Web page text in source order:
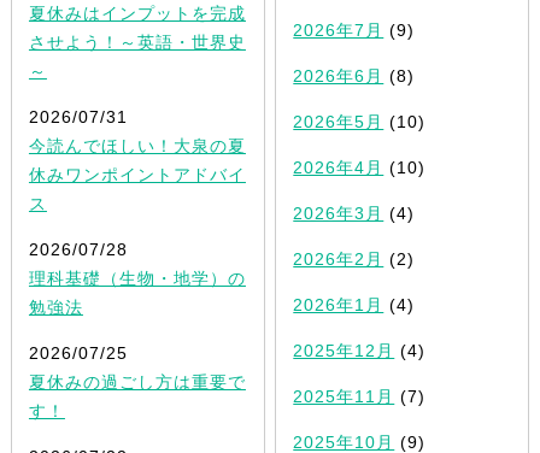
夏休みはインプットを完成
させよう！～英語・世界史
～
2026/07/31
今読んでほしい！大泉の夏
休みワンポイントアドバイ
ス
2026/07/28
理科基礎（生物・地学）の
勉強法
2026/07/25
夏休みの過ごし方は重要で
す！
2026年7月 (9)
2026年6月 (8)
2026年5月 (10)
2026年4月 (10)
2026年3月 (4)
2026年2月 (2)
2026年1月 (4)
2025年12月 (4)
2025年11月 (7)
2025年10月 (9)